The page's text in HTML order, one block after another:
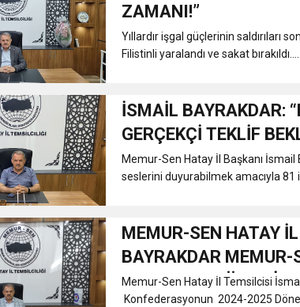
ZAMANI!”
Yıllardır işgal güçlerinin saldırıları
Filistinli yaralandı ve sakat bırakıldı....
İSMAİL BAYRAKDAR:
GERÇEKÇİ TEKLİF
Memur-Sen Hatay İl Başkanı İsmail
seslerini duyurabilmek amacıyla 81
MEMUR-SEN HATAY
BAYRAKDAR MEMUR-
2024-2025 DÖNEMİ
Memur-Sen Hatay İl Temsilcisi
Konfederasyonun 2024-2025